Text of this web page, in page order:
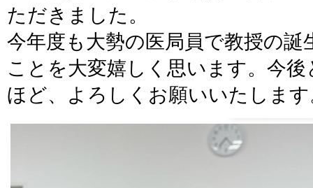
ただきました。
今年度も大勢の医局員で教授の誕
ことを大変嬉しく思います。今
ほど、よろしくお願いいたしま